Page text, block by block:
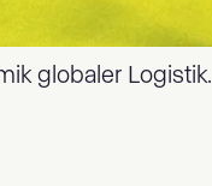
globaler Logistik.